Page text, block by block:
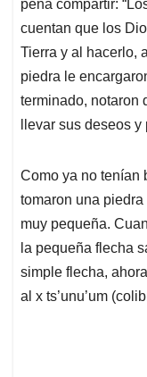
pena compartir:
cuentan que los
Tierra y al hacerlo,
piedra le
terminado, notaron
llevar sus deseos
Como ya no tenían
tomaron una
muy pequeña.
la pequeña flecha
simple flecha,
al x ts’unu’um